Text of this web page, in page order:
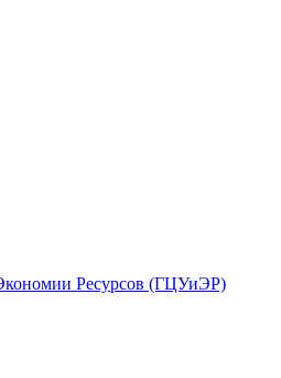
Ресурсов (ГЦУиЭР)